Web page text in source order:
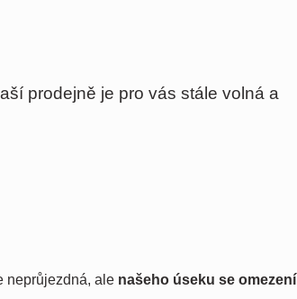
prodejně je pro vás stále volná a
neprůjezdná, ale našeho úseku se omezení